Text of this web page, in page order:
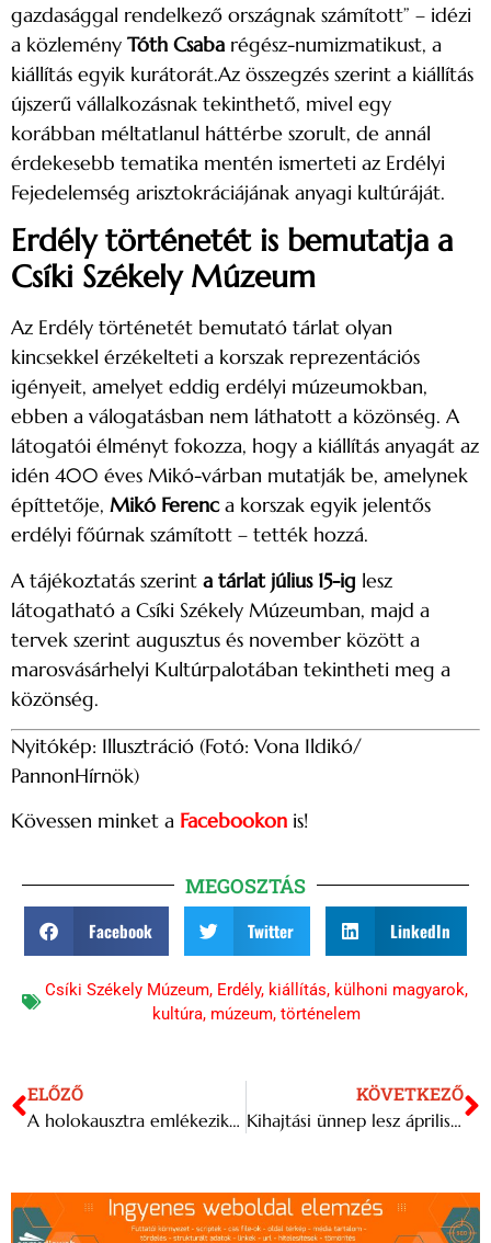
gazdasággal rendelkező országnak számított” – idézi
a közlemény Tóth Csaba régész-numizmatikust, a
kiállítás egyik kurátorát.Az összegzés szerint a kiállítás
újszerű vállalkozásnak tekinthető, mivel egy
korábban méltatlanul háttérbe szorult, de annál
érdekesebb tematika mentén ismerteti az Erdélyi
Fejedelemség arisztokráciájának anyagi kultúráját.
Erdély történetét is bemutatja a
Csíki Székely Múzeum
Az Erdély történetét bemutató tárlat olyan
kincsekkel érzékelteti a korszak reprezentációs
igényeit, amelyet eddig erdélyi múzeumokban,
ebben a válogatásban nem láthatott a közönség. A
látogatói élményt fokozza, hogy a kiállítás anyagát az
idén 400 éves Mikó-várban mutatják be, amelynek
építtetője, Mikó Ferenca korszak egyik jelentős
erdélyi főúrnak számított – tették hozzá.
A tájékoztatás szerint a tárlat július 15-ig lesz
látogatható a Csíki Székely Múzeumban, majd a
tervek szerint augusztus és november között a
marosvásárhelyi Kultúrpalotában tekintheti meg a
közönség.
Nyitókép: Illusztráció (Fotó: Vona Ildikó/
PannonHírnök)
Kövessen minket a Facebookon is!
MEGOSZTÁS
Facebook Twitter LinkedIn
Csíki Székely Múzeum, Erdély, kiállítás, külhoni magyarok,
kultúra, múzeum, történelem
ELŐZŐ
A holokausztra emlékezik a Magyar Nemzeti Galéria új tárlata
KÖVETKEZŐ
Kihajtási ünnep lesz április 27-én Debrecenben